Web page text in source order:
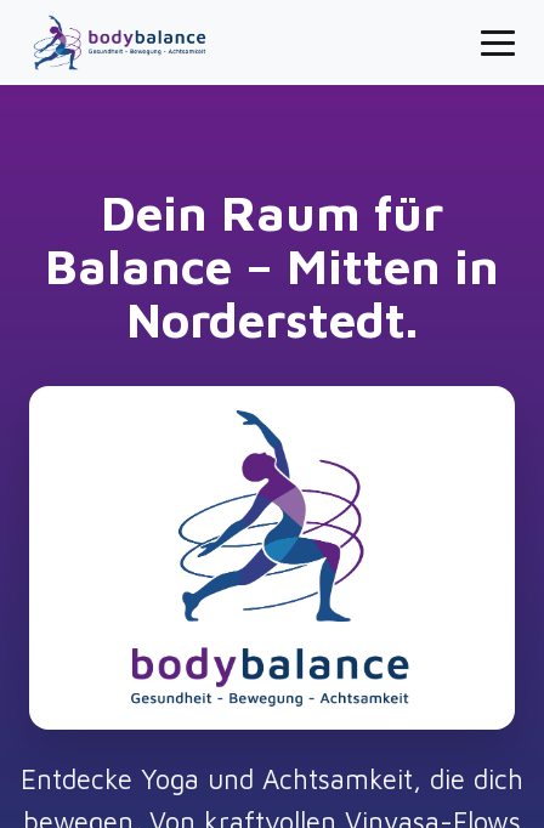
Dein Raum für
Balance – Mitten in
Norderstedt.
Entdecke Yoga und Achtsamkeit, die dich
bewegen. Von kraftvollen Vinyasa-Flows